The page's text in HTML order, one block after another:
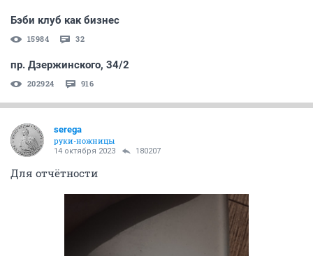
Бэби клуб как бизнес
15984 32
пр. Дзержинского, 34/2
202924 916
serega
руки-ножницы
14 октября 2023 180207
Для отчётности